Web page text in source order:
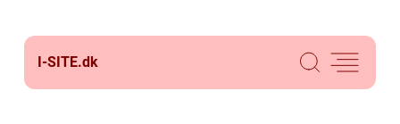
I-SITE.dk